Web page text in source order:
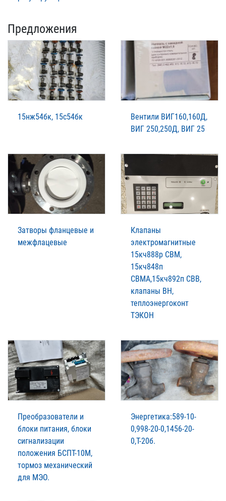
Предложения
15нж54бк, 15с54бк
Вентили ВИГ160,160Д,
ВИГ 250,250Д, ВИГ 25
Затворы фланцевые и
межфлацевые
Клапаны
электромагнитные
15кч888р СВМ,
15кч848п
СВМА,15кч892п СВВ,
клапаны ВН,
теплоэнергоконт
ТЭКОН
Преобразователи и
блоки питания, блоки
сигнализации
положения БСПТ-10М,
тормоз механический
для МЭО.
Энергетика:589-10-
0,998-20-0,1456-20-
0,Т-20б.